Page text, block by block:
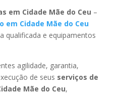
em Cidade Mãe do Ceu –
em Cidade Mãe do Ceu
qualificada e equipamentos
agilidade, garantia,
de seus serviços de
Mãe do Ceu,